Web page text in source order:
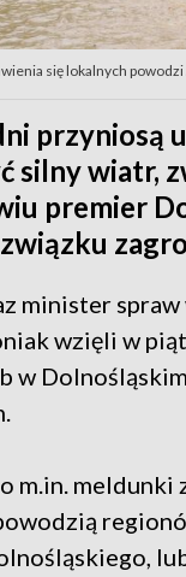
się lokalnych
przyniosą
silny wiatr,
premier
związku
minister
wzięli w
w
m.in. meldunki